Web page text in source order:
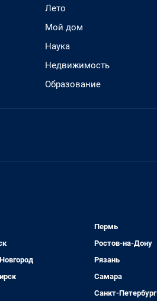
Лето
Мой дом
Наука
Недвижимость
Образование
Пермь
Ростов-на-Дону
Рязань
Самара
Санкт-Петербург